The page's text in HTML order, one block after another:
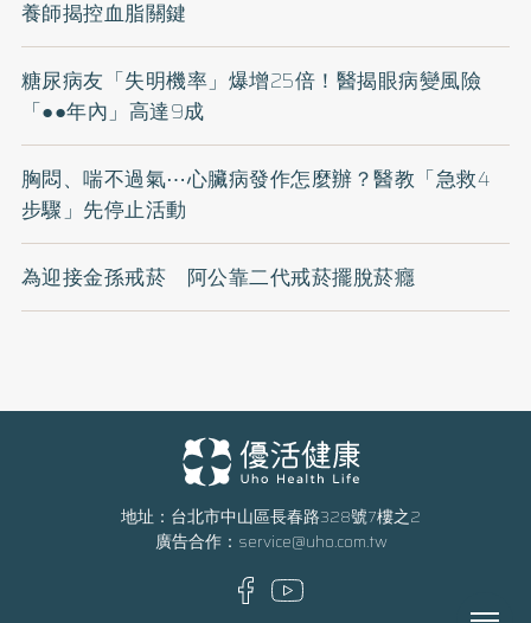
養師揭控血脂關鍵
糖尿病友「失明機率」爆增25倍！醫揭眼病變風險
「●●年內」高達9成
胸悶、喘不過氣⋯心臟病發作怎麼辦？醫教「急救4
步驟」先停止活動
為迎接金孫戒菸 阿公靠二代戒菸擺脫菸癮
地址：台北市中山區長春路328號7樓之2
廣告合作： service@uho.com.tw